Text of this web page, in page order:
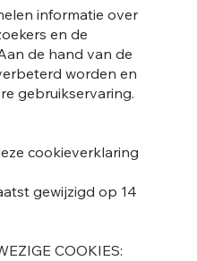
informatie over
en de
de hand van de
worden en
gebruikservaring.
cookieverklaring
gewijzigd op 14
COOKIES: